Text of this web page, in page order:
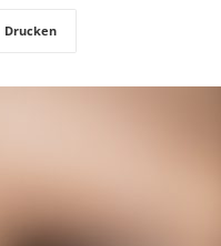
Drucken